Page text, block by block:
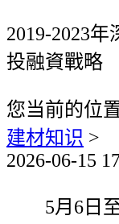
2019-2023
投融資戰略
您当前的位
建材知识 >
2026-06-15
5月6日至